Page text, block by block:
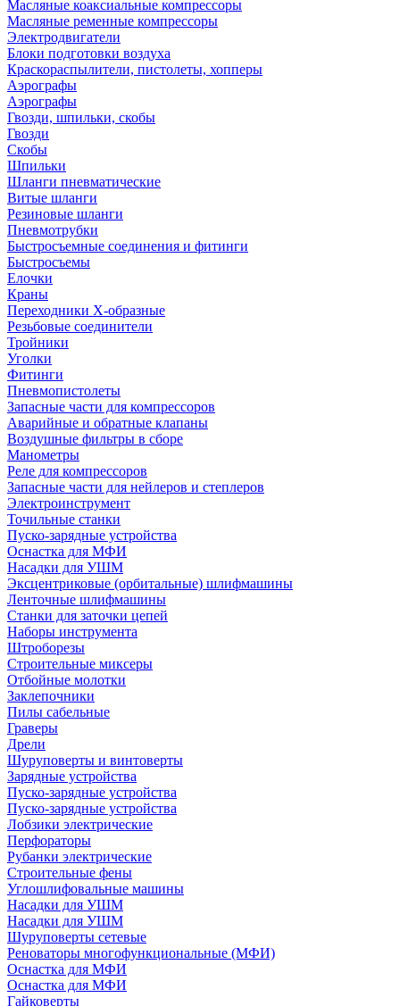
Масляные коаксиальные компрессоры
Масляные ременные компрессоры
Электродвигатели
Блоки подготовки воздуха
Краскораспылители, пистолеты, хопперы
Аэрографы
Аэрографы
Гвозди, шпильки, скобы
Гвозди
Скобы
Шпильки
Шланги пневматические
Витые шланги
Резиновые шланги
Пневмотрубки
Быстросъемные соединения и фитинги
Быстросъемы
Елочки
Краны
Переходники Х-образные
Резьбовые соединители
Тройники
Уголки
Фитинги
Пневмопистолеты
Запасные части для компрессоров
Аварийные и обратные клапаны
Воздушные фильтры в сборе
Манометры
Реле для компрессоров
Запасные части для нейлеров и степлеров
Электроинструмент
Точильные станки
Пуско-зарядные устройства
Оснастка для МФИ
Насадки для УШМ
Эксцентриковые (орбитальные) шлифмашины
Ленточные шлифмашины
Станки для заточки цепей
Наборы инструмента
Штроборезы
Строительные миксеры
Отбойные молотки
Заклепочники
Пилы сабельные
Граверы
Дрели
Шуруповерты и винтоверты
Зарядные устройства
Пуско-зарядные устройства
Пуско-зарядные устройства
Лобзики электрические
Перфораторы
Рубанки электрические
Строительные фены
Углошлифовальные машины
Насадки для УШМ
Насадки для УШМ
Шуруповерты сетевые
Реноваторы многофункциональные (МФИ)
Оснастка для МФИ
Оснастка для МФИ
Гайковерты